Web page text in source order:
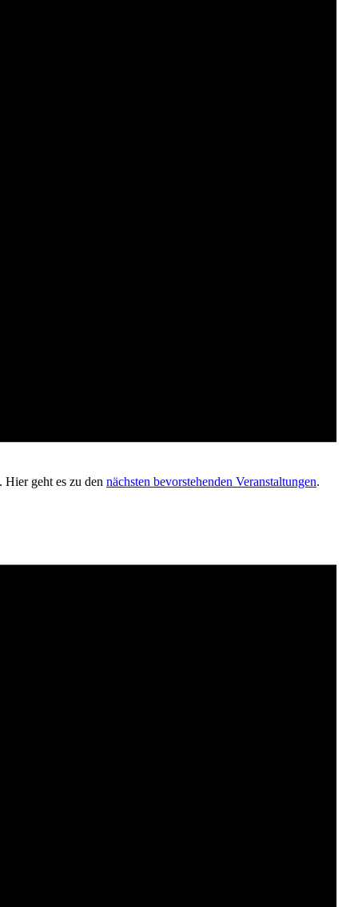
geht es zu den nächsten bevorstehenden Veranstaltungen.